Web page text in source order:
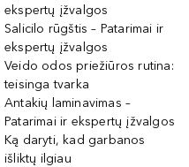
ekspertų įžvalgos
Salicilo rūgštis – Patarimai ir
ekspertų įžvalgos
Veido odos priežiūros rutina:
teisinga tvarka
Antakių laminavimas –
Patarimai ir ekspertų įžvalgos
Ką daryti, kad garbanos
išliktų ilgiau